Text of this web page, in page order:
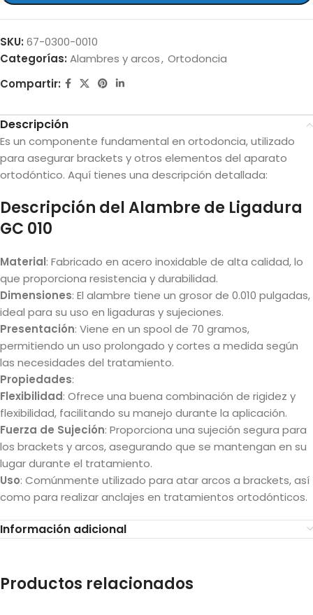
SKU: 67-0300-0010
Categorías: Alambres y arcos, Ortodoncia
Compartir:
Descripción
Es un componente fundamental en ortodoncia, utilizado
para asegurar brackets y otros elementos del aparato
ortodóntico. Aquí tienes una descripción detallada:
Descripción del Alambre de Ligadura
GC 010
Material: Fabricado en acero inoxidable de alta calidad, lo
que proporciona resistencia y durabilidad.
Dimensiones: El alambre tiene un grosor de 0.010 pulgadas,
ideal para su uso en ligaduras y sujeciones.
Presentación: Viene en un spool de 70 gramos,
permitiendo un uso prolongado y cortes a medida según
las necesidades del tratamiento.
Propiedades:
Flexibilidad: Ofrece una buena combinación de rigidez y
flexibilidad, facilitando su manejo durante la aplicación.
Fuerza de Sujeción: Proporciona una sujeción segura para
los brackets y arcos, asegurando que se mantengan en su
lugar durante el tratamiento.
Uso: Comúnmente utilizado para atar arcos a brackets, así
como para realizar anclajes en tratamientos ortodónticos.
Información adicional
Productos relacionados